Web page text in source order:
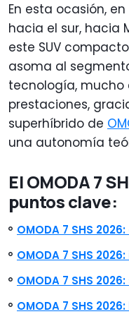
En esta ocasión,
hacia el sur, hacia
este SUV
asoma al
tecnología, mucho
prestaciones,
superhíbrido de
una autonomía
El OMODA 7
puntos clave:
OMODA 7 SHS
OMODA 7 SHS
OMODA 7 SHS
OMODA 7 SHS